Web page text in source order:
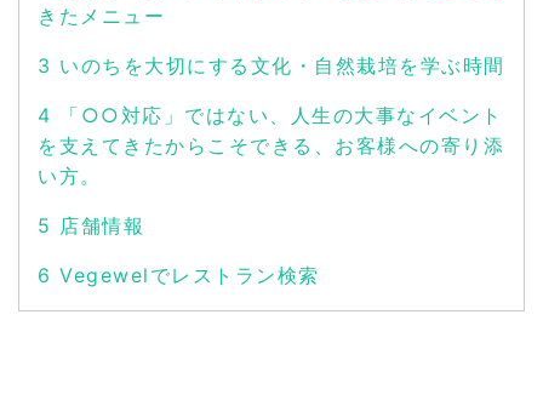
きたメニュー
3 いのちを大切にする文化・自然栽培を学ぶ時間
4 「○○対応」ではない、人生の大事なイベント
を支えてきたからこそできる、お客様への寄り添
い方。
5 店舗情報
6 Vegewelでレストラン検索